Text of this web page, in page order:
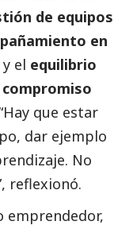
de equipos
en
y el equilibrio
compromiso
que estar
dar ejemplo
No
reflexionó.
emprendedor,